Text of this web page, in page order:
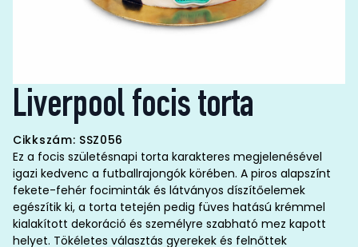
Liverpool focis torta
Cikkszám: SSZ056
Ez a focis születésnapi torta karakteres megjelenésével
igazi kedvenc a futballrajongók körében. A piros alapszínt
fekete-fehér fociminták és látványos díszítőelemek
egészítik ki, a torta tetején pedig füves hatású krémmel
kialakított dekoráció és személyre szabható mez kapott
helyet. Tökéletes választás gyerekek és felnőttek